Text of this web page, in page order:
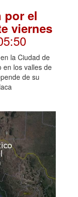
por el
viernes
la Ciudad de
en los valles de
de su